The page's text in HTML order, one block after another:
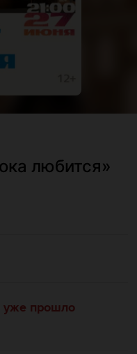
любится»
уже прошло